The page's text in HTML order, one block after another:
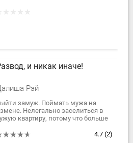
и никак иначе!
Рэй
замуж. Поймать мужа на
Нелегально заселиться в
квартиру, потому что больше
в половину дня. Шустрая...
4.7 (2)